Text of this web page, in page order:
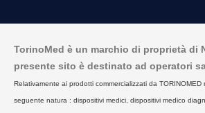
TorinoMed è un marchio di proprietà di
presente sito è destinato ad operatori
Relativamente ai prodotti commercializzati da
seguente natura : dispositivi medici, dispositivi medico